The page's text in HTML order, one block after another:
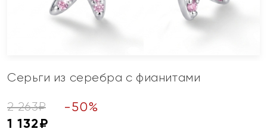
Серьги из серебра с фианитами
2 263₽ -50%
1 132₽